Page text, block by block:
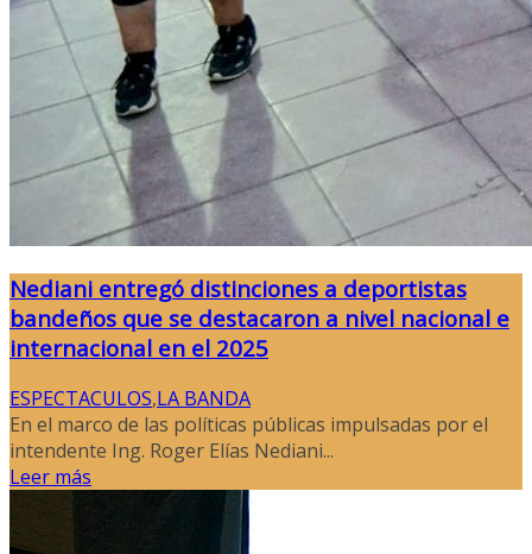
Nediani entregó distinciones a deportistas
bandeños que se destacaron a nivel nacional e
internacional en el 2025
ESPECTACULOS,LA BANDA
En el marco de las políticas públicas impulsadas por el
intendente Ing. Roger Elías Nediani...
Leer más